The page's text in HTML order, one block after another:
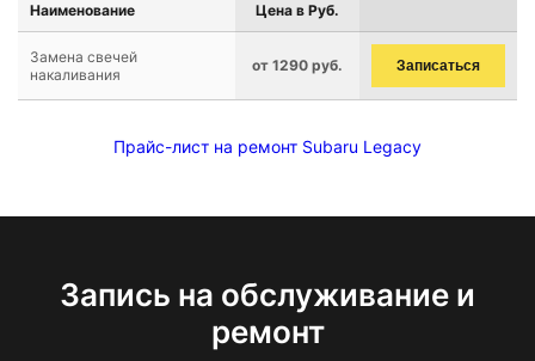
Наименование Цена в Руб.
Замена свечей
накаливания
от 1290 руб. Записаться
Прайс-лист на ремонт Subaru Legacy
Запись на обслуживание и
ремонт